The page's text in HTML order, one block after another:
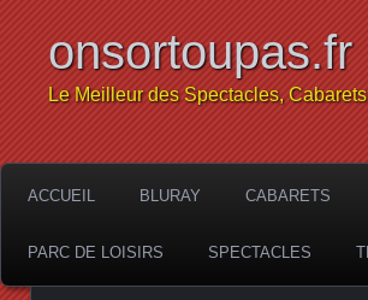
onsortoupas.fr
Le Meilleur des Spectacles,
ACCUEIL BLURAY CABARETS
PARC DE LOISIRS SPECTACLES